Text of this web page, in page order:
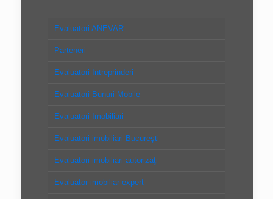
Evaluatori ANEVAR
Parteneri
Evaluatori Intreprinderi
Evaluatori Bunuri Mobile
Evaluatori Imobiliari
Evaluatori imobiliari Bucureşti
Evaluatori imobiliari autorizaţi
Evaluator imobiliar expert